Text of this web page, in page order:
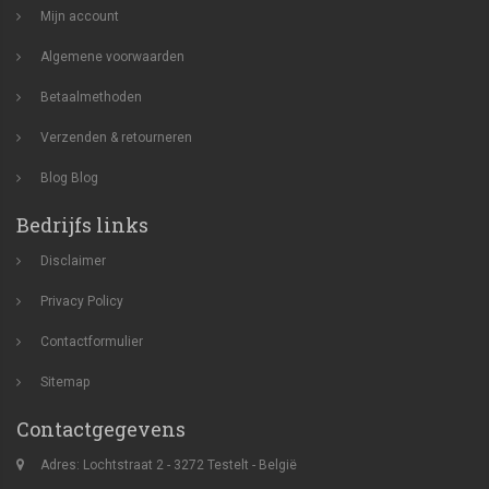
Mijn account
Algemene voorwaarden
Betaalmethoden
Verzenden & retourneren
Blog Blog
Bedrijfs links
Disclaimer
Privacy Policy
Contactformulier
Sitemap
Contactgegevens
Adres: Lochtstraat 2 - 3272 Testelt - België